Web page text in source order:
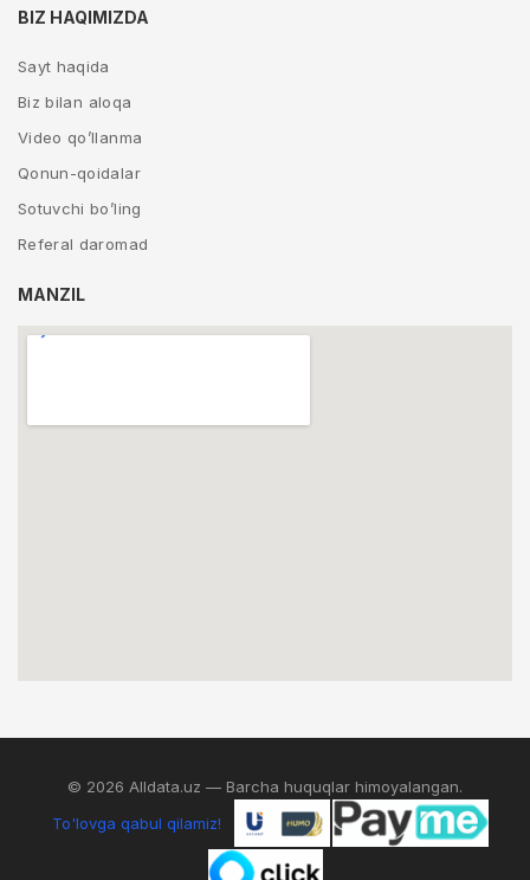
BIZ HAQIMIZDA
Sayt haqida
Biz bilan aloqa
Video qo’llanma
Qonun-qoidalar
Sotuvchi bo’ling
Referal daromad
MANZIL
© 2026 Alldata.uz — Barcha huquqlar himoyalangan.
To'lovga qabul qilamiz!